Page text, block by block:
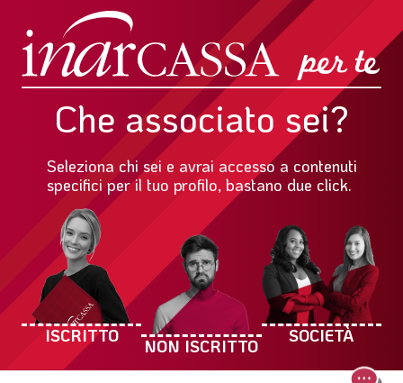
Che associato sei?
Seleziona chi sei e avrai accesso a contenuti
specifici per il tuo profilo, bastano due click.
ISCRITTO
NON ISCRITTO
SOCIETÀ